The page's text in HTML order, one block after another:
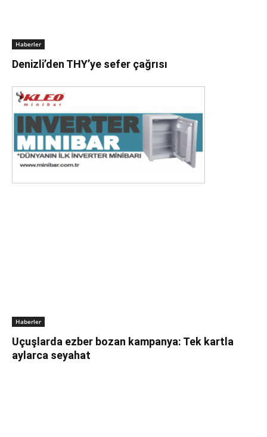
Haberler
Denizli’den THY’ye sefer çağrısı
Haberler
Uçuşlarda ezber bozan kampanya: Tek kartla
aylarca seyahat